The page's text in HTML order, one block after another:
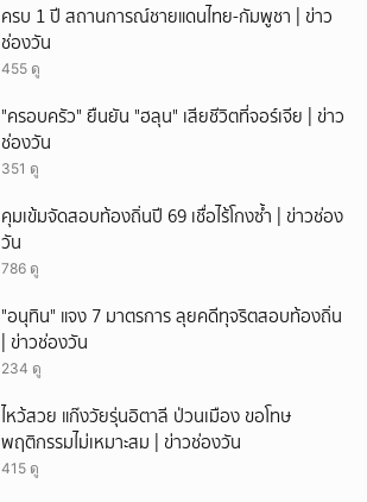
ครบ 1 ปี สถานการณ์ชายแดนไทย-กัมพูชา | ข่าว
ช่องวัน
455 ดู
"ครอบครัว" ยืนยัน "ฮลุน" เสียชีวิตที่จอร์เจีย | ข่าว
ช่องวัน
351 ดู
คุมเข้มจัดสอบท้องถิ่นปี 69 เชื่อไร้โกงซ้ำ | ข่าวช่อง
วัน
786 ดู
"อนุทิน" แจง 7 มาตรการ ลุยคดีทุจริตสอบท้องถิ่น
| ข่าวช่องวัน
234 ดู
ไหว้สวย แก๊งวัยรุ่นอิตาลี ป่วนเมือง ขอโทษ
พฤติกรรมไม่เหมาะสม | ข่าวช่องวัน
415 ดู